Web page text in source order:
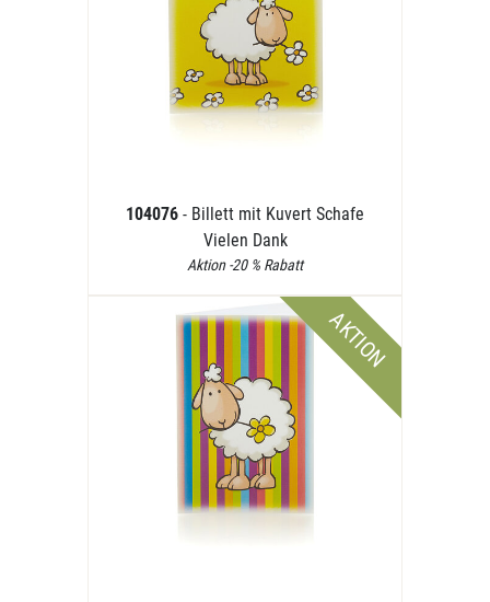
104076 - Billett mit Kuvert Schafe
Vielen Dank
Aktion -20 % Rabatt
AKTION